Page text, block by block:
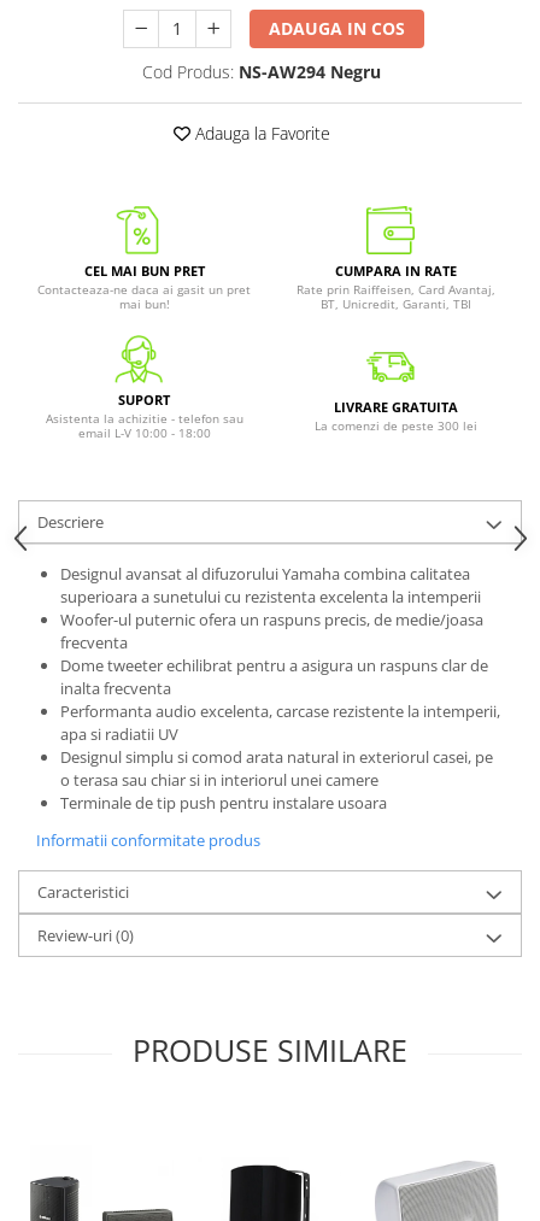
ADAUGA IN COS
Cod Produs: NS-AW294 Negru
Adauga la Favorite
CEL MAI BUN PRET
Contacteaza-ne daca ai gasit un pret
mai bun!
CUMPARA IN RATE
Rate prin Raiffeisen, Card Avantaj,
BT, Unicredit, Garanti, TBI
SUPORT
Asistenta la achizitie - telefon sau
email L-V 10:00 - 18:00
LIVRARE GRATUITA
La comenzi de peste 300 lei
Descriere
Designul avansat al difuzorului Yamaha combina calitatea
superioara a sunetului cu rezistenta excelenta la intemperii
Woofer-ul puternic ofera un raspuns precis, de medie/joasa
frecventa
Dome tweeter echilibrat pentru a asigura un raspuns clar de
inalta frecventa
Performanta audio excelenta, carcase rezistente la intemperii,
apa si radiatii UV
Designul simplu si comod arata natural in exteriorul casei, pe
o terasa sau chiar si in interiorul unei camere
Terminale de tip push pentru instalare usoara
Informatii conformitate produs
Caracteristici
Review-uri(0)
PRODUSE SIMILARE